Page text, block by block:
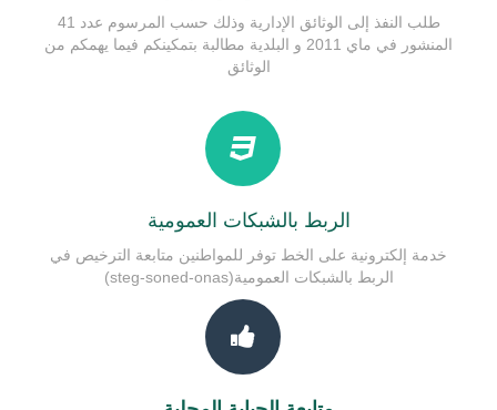
طلب النفذ إلى الوثائق الإدارية وذلك حسب المرسوم عدد 41
المنشور في ماي 2011 و البلدية مطالبة بتمكينكم فيما يهمكم من
الوثائق
الربط بالشبكات العمومية
خدمة إلكترونية على الخط توفر للمواطنين متابعة الترخيص في
الربط بالشبكات العمومية(steg-soned-onas)